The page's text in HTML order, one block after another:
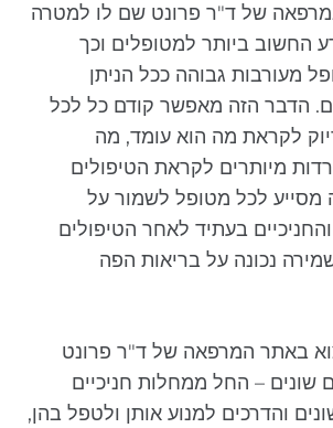
של ד"ר פרונט שם לו למטרה
החשוב ביותר למטופלים וכך
מעורבות גבוהה ככל הניתן
הדבר הזה מאפשר קודם כל לכל
לקראת מה הוא עומד, מה
מיותרים לקראת הטיפולים
מסייע לכל מטופל לשמור על
בעתיד לאחר הטיפולים
נכונה על בריאות הפה
באתר המרפאה של ד"ר פרונט
– החל ממחלות חניכיים
והדרכים למנוע אותן ולטפל בהן,